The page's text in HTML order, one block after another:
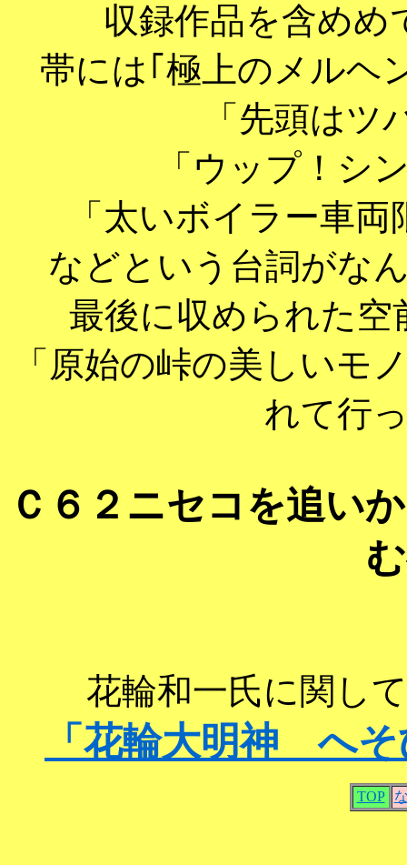
収録作品を含めめ
帯には｢極上のメルヘ
「先頭はツ
「ウップ！シ
「太いボイラー車
などという台詞がな
最後に収められた空
「原始の峠の美しいモ
れて行
Ｃ６２ニセコを追い
花輪和一氏に関し
「花輪大明神 へ
TOP